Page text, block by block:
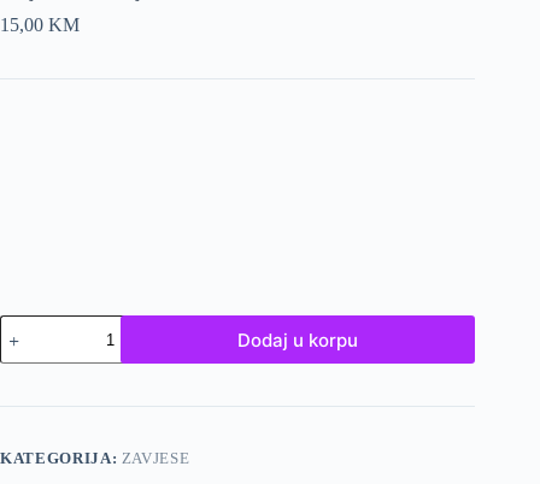
15,00 KM
Zavjesa
4001
v1
Dodaj u korpu
KATEGORIJA: ZAVJESE